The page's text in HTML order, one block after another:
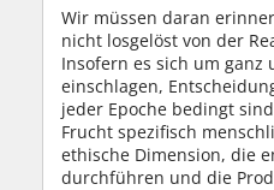
Wir müssen daran
nicht losgelöst von der
Insofern es sich um
einschlagen,
jeder Epoche bedingt
Frucht spezifisch
ethische Dimension, die
durchführen und die